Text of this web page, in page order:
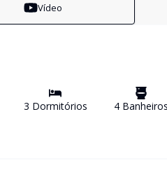
Vídeo
3 Dormitórios 4 Banheiros